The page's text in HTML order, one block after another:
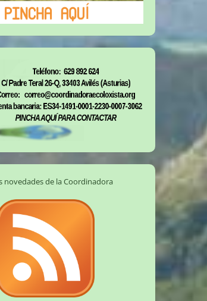
novedades de la Coordinadora